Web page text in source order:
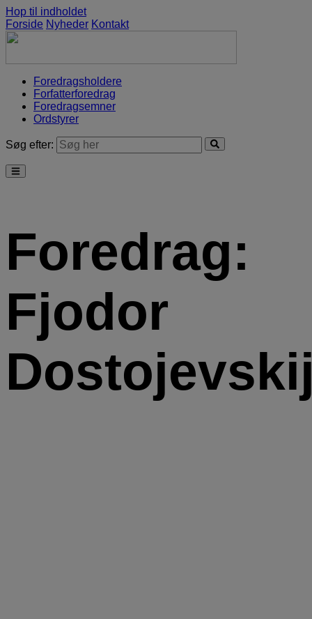
Hop til indholdet
Forside Nyheder Kontakt
Foredragsholdere
Forfatterforedrag
Foredragsemner
Ordstyrer
Søg efter:
Foredrag:
Fjodor